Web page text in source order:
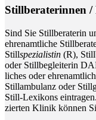
Still­be­ra­te­rin­nen /
Sind Sie Still­be­ra­te­rin
ehren­amt­li­che
Stillspe­zia­lis­tin (R),
oder Still­be­glei­te­rin
li­ches oder
Still­am­bu­lanz oder
Still-Lexi­kons
zier­ten Kli­nik kön­nen